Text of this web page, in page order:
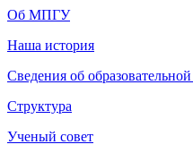
Об МПГУ
Наша история
Сведения об
Структура
Ученый совет